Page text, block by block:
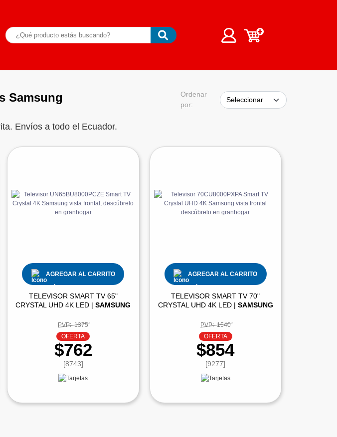
Samsung
Ordenar
por:
Envíos a todo el Ecuador.
AGREGAR AL CARRITO
TELEVISOR SMART TV 65"
CRYSTAL UHD 4K LED |SAMSUNG
PVP: 1375
OFERTA
$762
[8743]
AGREGAR AL CARRITO
TELEVISOR SMART TV 70"
CRYSTAL UHD 4K LED | SAMSUNG
PVP: 1540
OFERTA
$854
[9277]